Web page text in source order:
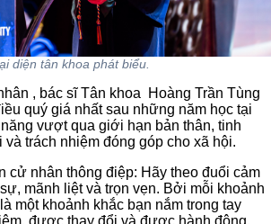
diện tân khoa phát biểu.
, bác sĩ Tân khoa Hoàng Trần Tùng
quý giá nhất sau những năm học tại
vượt qua giới hạn bản thân, tinh
trách nhiệm đóng góp cho xã hội.
cử nhân thông điệp: Hãy theo đuổi cảm
mãnh liệt và trọn vẹn. Bởi mỗi khoảnh
một khoảnh khắc bạn nắm trong tay